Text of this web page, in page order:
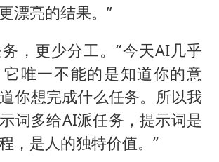
漂亮的结果。”
，更少分工。“今天AI几乎
唯一不能的是知道你的意
你想完成什么任务。所以我
词多给AI派任务，提示词是
，是人的独特价值。”